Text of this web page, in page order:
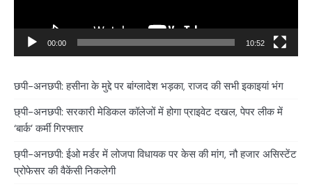
00:00 10:52
छपी-अनछपी: हसीना के मुद्दे पर बांग्लादेश भड़का, राजद की सभी इकाइयां भंग
छ्पी-अनछपी: सरकारी मेडिकल कॉलेजों में होगा प्राइवेट दखल, पेपर लीक में
‘बार्क’ कर्मी गिरफ्तार
छ्पी-अनछपी: ईओ मर्डर में लोजपा विधायक पर केस की मांग, नौ हजार असिस्टेंट
प्रोफेसर की वैकेंसी निकलेगी